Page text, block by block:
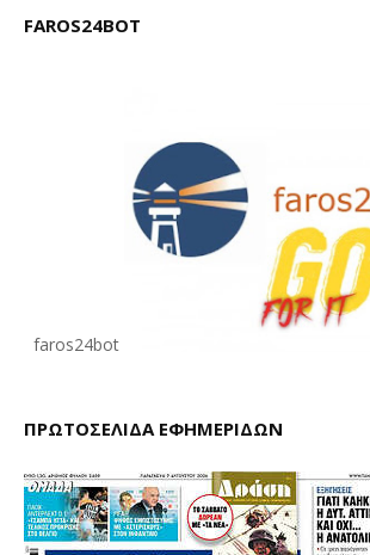
FAROS24BOT
faros24bot
ΠΡΩΤΟΣΕΛΙΔΑ ΕΦΗΜΕΡΙΔΩΝ